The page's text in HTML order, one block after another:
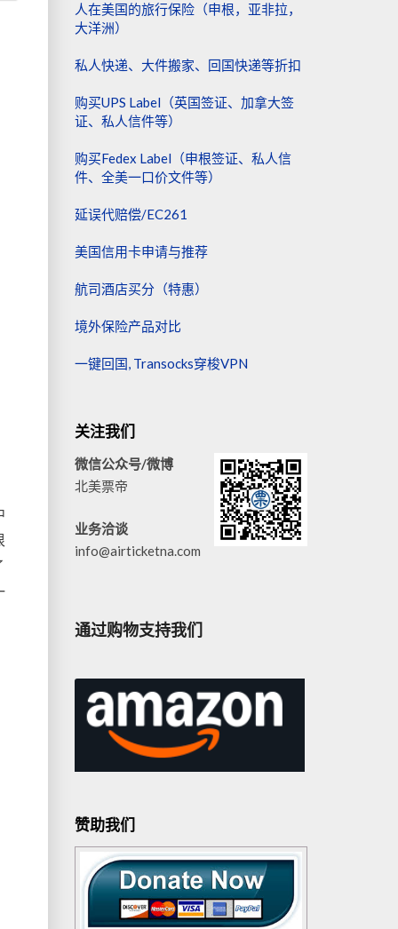
人在美国的旅行保险（申根，亚非拉，
大洋洲）
私人快递、大件搬家、回国快递等折扣
购买UPS Label（英国签证、加拿大签
证、私人信件等）
购买Fedex Label（申根签证、私人信
件、全美一口价文件等）
延误代赔偿/EC261
美国信用卡申请与推荐
航司酒店买分（特惠）
境外保险产品对比
一键回国, Transocks穿梭VPN
关注我们
微信公众号/微博
北美票帝
业务洽谈
info@airticketna.com
通过购物支持我们
赞助我们